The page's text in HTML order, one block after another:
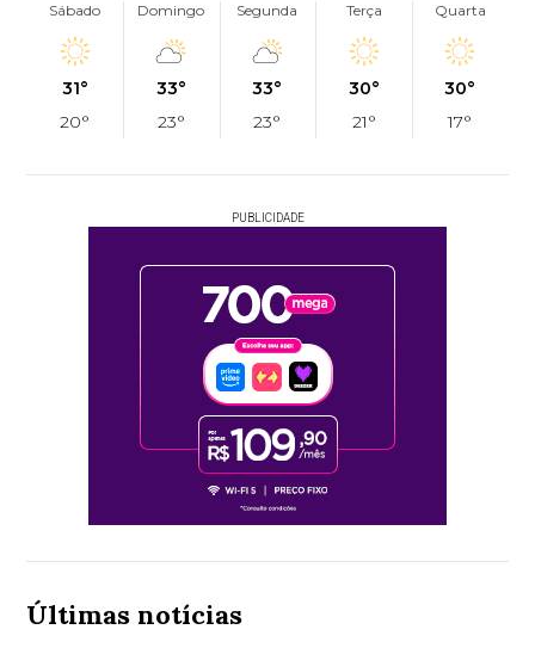
Sábado
31°
20°
Domingo
33°
23°
Segunda
33°
23°
Terça
30°
21°
Quarta
30°
17°
PUBLICIDADE
Últimas notícias